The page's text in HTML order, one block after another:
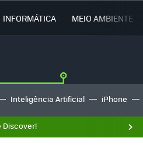
INFORMÁTICA MEIO AMBIENTE
Inteligência Artificial iPhone
Discover!